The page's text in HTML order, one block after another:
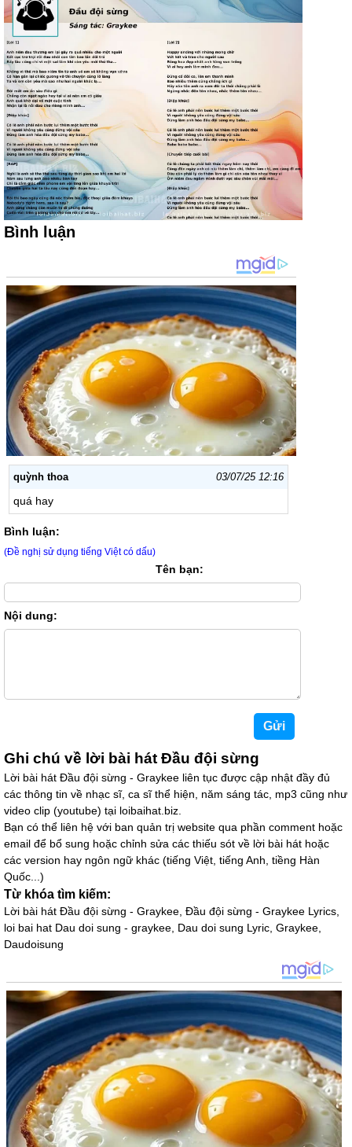
Bình luận
quỳnh thoa 03/07/25 12:16
quá hay
Bình luận:
(Đề nghị sử dụng tiếng Việt có dấu)
Tên bạn:
Nội dung:
Ghi chú về lời bài hát Đầu đội sừng
Lời bài hát Đầu đội sừng - Graykee liên tục được cập nhật đầy đủ
các thông tin về nhạc sĩ, ca sĩ thể hiện, năm sáng tác, mp3 cũng như
video clip (youtube) tại loibaihat.biz.
Bạn có thể liên hệ với ban quản trị website qua phần comment hoặc
email để bổ sung hoặc chỉnh sửa các thiếu sót về lời bài hát hoặc
các version hay ngôn ngữ khác (tiếng Việt, tiếng Anh, tiềng Hàn
Quốc...)
Từ khóa tìm kiếm:
Lời bài hát Đầu đội sừng - Graykee, Đầu đội sừng - Graykee Lyrics,
loi bai hat Dau doi sung - graykee, Dau doi sung Lyric, Graykee,
Daudoisung